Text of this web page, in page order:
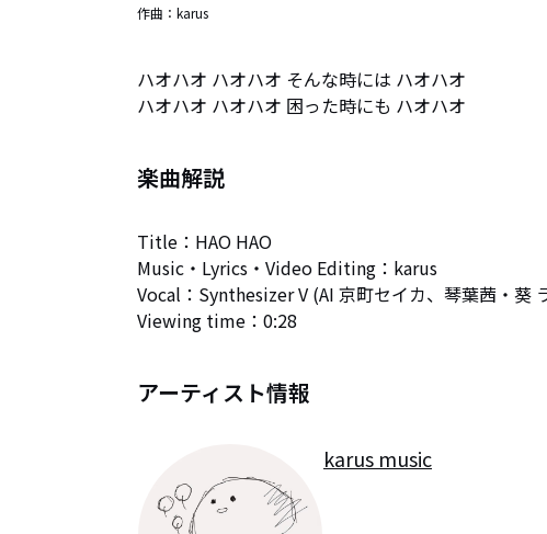
作曲： karus
ハオハオ ハオハオ そんな時には ハオハオ
ハオハオ ハオハオ 困った時にも ハオハオ
楽曲解説
Title：HAO HAO
Music・Lyrics・Video Editing：karus
Vocal：Synthesizer V (AI 京町セイカ、琴葉茜・葵
Viewing time：0:28
アーティスト情報
karus music